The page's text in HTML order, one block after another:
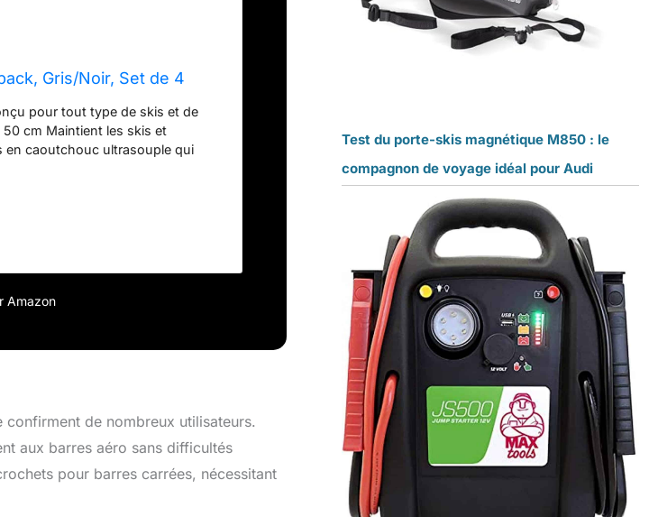
Gris/Noir, Set de 4
pour tout type de skis et de
cm Maintient les skis et
en caoutchouc ultrasouple qui
du porte-ski lorsqu'il n'est
intégré Facile à ouvrir et à
taille. Se loge directement dans
système de montage sans outil
Amazon
de nombreux utilisateurs.
aux barres aéro sans difficultés
pour barres carrées, nécessitant
Test du porte-skis magnétique M850 : le
compagnon de voyage idéal pour Audi